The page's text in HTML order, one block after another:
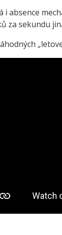
i absence
za sekundu